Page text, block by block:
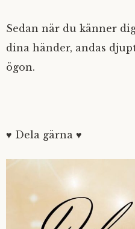
Sedan när du känner
dina händer, andas
ögon.
♥ Dela gärna ♥